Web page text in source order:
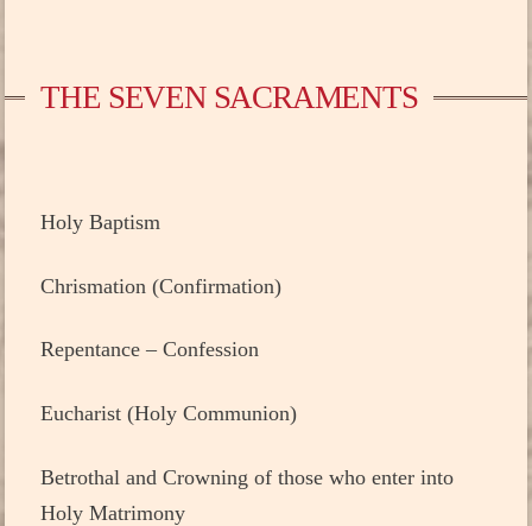
THE SEVEN SACRAMENTS
Holy Baptism
Chrismation (Confirmation)
Repentance – Confession
Eucharist (Holy Communion)
Betrothal and Crowning of those who enter into
Holy Matrimony